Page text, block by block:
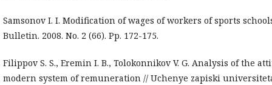
Samsonov I. I. Modification of wages of workers of sports
Bulletin. 2008. No. 2 (66). Pp. 172-175.
Filippov S. S., Eremin I. B., Tolokonnikov V. G. Analysis of the
modern system of remuneration // Uchenye zapiski universiteta